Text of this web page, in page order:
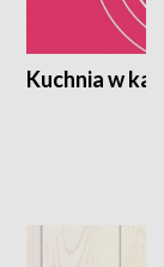
Kuchnia w